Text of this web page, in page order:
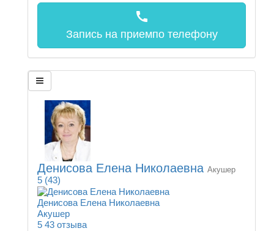
call
Запись на приемпо телефону
Денисова Елена Николаевна Акушер
5 (43)
Денисова Елена Николаевна
Акушер
5 43 отзыва